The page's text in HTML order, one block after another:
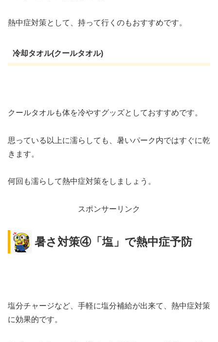
熱中症対策として、持って行くのもおすすめです。
冷却タオル(クールタオル)
クールタオルも体を冷やすグッズとしておすすめです。
思っている以上に濡らしても、暑いパーク内ではすぐに乾
きます。
何回も濡らして熱中症対策をしましょう。
スポンサーリンク
暑さ対策④「塩」で熱中症予防
塩分チャージなど、手軽に塩分補給が出来て、熱中症対策
に効果的です。